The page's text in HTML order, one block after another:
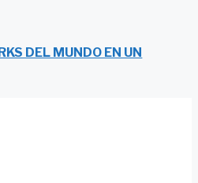
DEL MUNDO EN UN